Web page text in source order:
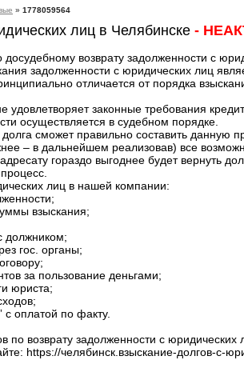
» 1778059564
лиц в Челябинске -
возврату задолженности с
задолженности с юридических лиц
отличается от порядка
удовлетворяет законные требования
осуществляется в судебном порядке.
сможет правильно составить данную
– в дальнейшем реализовав) все
гораздо выгоднее будет вернуть
лиц в нашей компании:
взыскания;
должником;
гос. органы;
за пользование деньгами;
юриста;
с оплатой по факту.
по возврату задолженности с юридических
https://челябинск.взыскание-долгов-с-